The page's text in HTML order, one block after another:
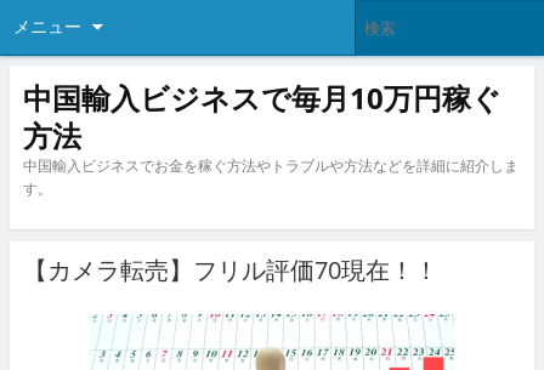
メニュー
中国輸入ビジネスで毎月10万円稼ぐ
方法
中国輸入ビジネスでお金を稼ぐ方法やトラブルや方法などを詳細に紹介しま
す。
【カメラ転売】フリル評価70現在！！